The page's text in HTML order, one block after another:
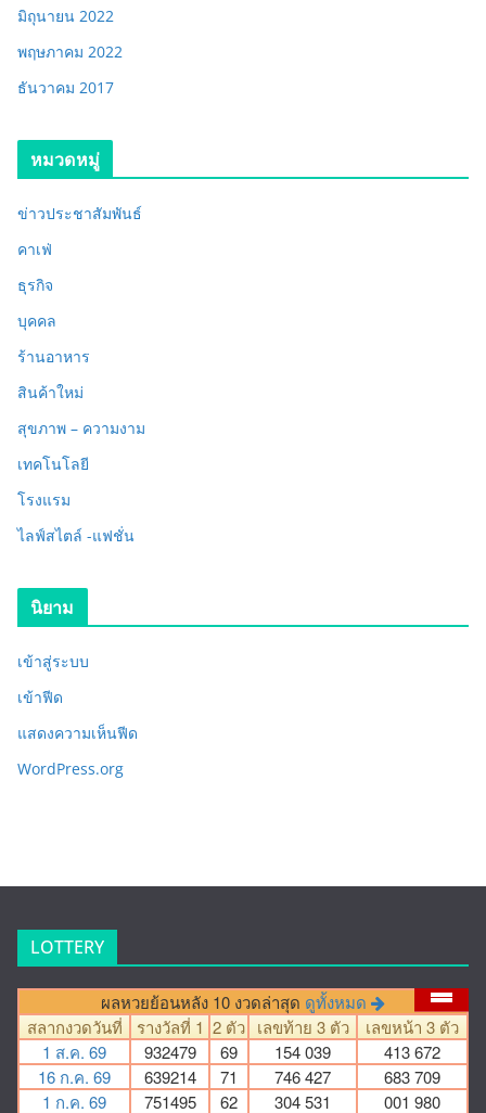
มิถุนายน 2022
พฤษภาคม 2022
ธันวาคม 2017
หมวดหมู่
ข่าวประชาสัมพันธ์
คาเฟ่
ธุรกิจ
บุคคล
ร้านอาหาร
สินค้าใหม่
สุขภาพ – ความงาม
เทคโนโลยี
โรงแรม
ไลฟ์สไตล์ -แฟชั่น
นิยาม
เข้าสู่ระบบ
เข้าฟีด
แสดงความเห็นฟีด
WordPress.org
LOTTERY